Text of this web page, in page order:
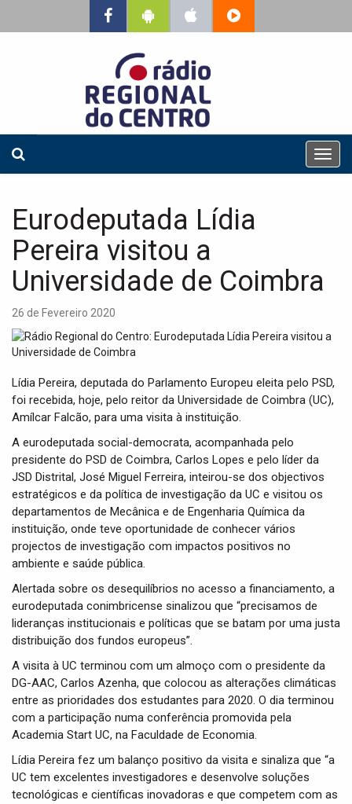
T
o
v
a
o
n
Eurodeputada Lídia
Pereira visitou a
Universidade de Coimbra
26 de Fevereiro 2020
Lídia Pereira, deputada do Parlamento Europeu eleita pelo PSD,
foi recebida, hoje, pelo reitor da Universidade de Coimbra (UC),
Amílcar Falcão, para uma visita à instituição.
A eurodeputada social-democrata, acompanhada pelo
presidente do PSD de Coimbra, Carlos Lopes e pelo líder da
JSD Distrital, José Miguel Ferreira, inteirou-se dos objectivos
estratégicos e da política de investigação da UC e visitou os
departamentos de Mecânica e de Engenharia Química da
instituição, onde teve oportunidade de conhecer vários
projectos de investigação com impactos positivos no
ambiente e saúde pública.
Alertada sobre os desequilíbrios no acesso a financiamento, a
eurodeputada conimbricense sinalizou que “precisamos de
lideranças institucionais e políticas que se batam por uma justa
distribuição dos fundos europeus”.
A visita à UC terminou com um almoço com o presidente da
DG-AAC, Carlos Azenha, que colocou as alterações climáticas
entre as prioridades dos estudantes para 2020. O dia terminou
com a participação numa conferência promovida pela
Academia Start UC, na Faculdade de Economia.
Lídia Pereira fez um balanço positivo da visita e sinaliza que “a
UC tem excelentes investigadores e desenvolve soluções
tecnológicas e científicas inovadoras e que competem com as